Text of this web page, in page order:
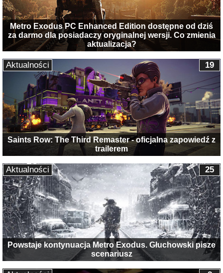
Metro Exodus PC Enhanced Edition dostępne od dziś
za darmo dla posiadaczy oryginalnej wersji. Co zmienia
aktualizacja?
Saints Row: The Third Remaster - oficjalna zapowiedź z
trailerem
19
Aktualności
Powstaje kontynuacja Metro Exodus. Głuchowski pisze
scenariusz
25
Aktualności